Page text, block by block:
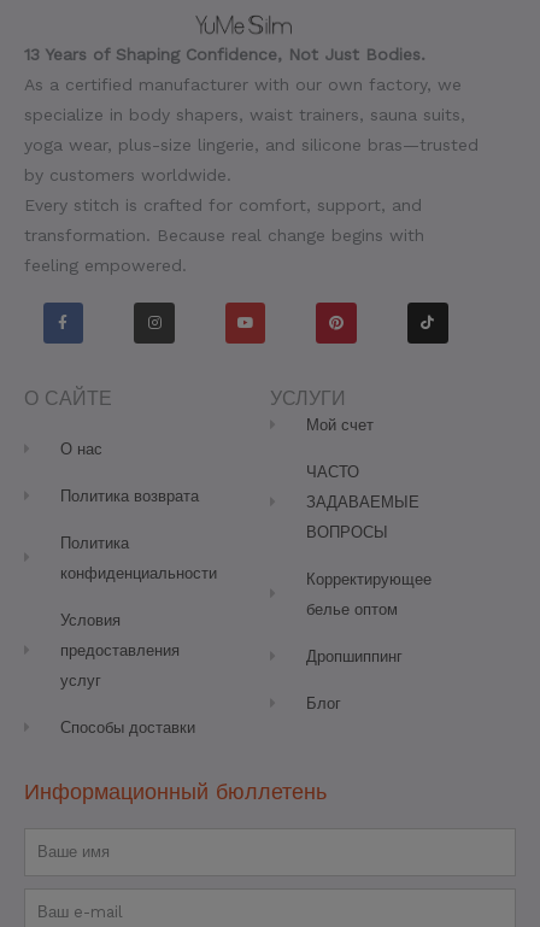
13 Years of Shaping Confidence, Not Just Bodies.
As a certified manufacturer with our own factory, we
specialize in body shapers, waist trainers, sauna suits,
yoga wear, plus-size lingerie, and silicone bras—trusted
by customers worldwide.
Every stitch is crafted for comfort, support, and
transformation. Because real change begins with
feeling empowered.
F
a
c
e
o
k
I
n
s
t
Y
o
u
t
P
i
n
t
e
s
t
T
i
k
t
О САЙТЕ
О нас
Политика возврата
Политика
конфиденциальности
Условия
предоставления
услуг
Способы доставки
УСЛУГИ
Мой счет
ЧАСТО
ЗАДАВАЕМЫЕ
ВОПРОСЫ
Корректирующее
белье оптом
Дропшиппинг
Блог
Информационный бюллетень
Имя
Электронная